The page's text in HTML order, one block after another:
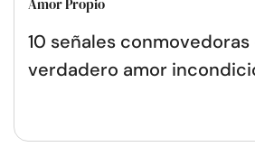
Amor Propio
10 señales conmovedoras
verdadero amor